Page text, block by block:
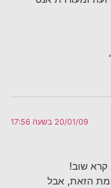
20/01/09 בשעה 17:56
קרא שוב!
הזאת, אבל